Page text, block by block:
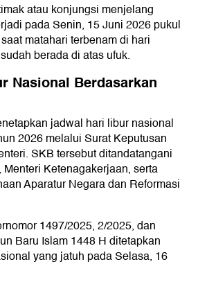
atau konjungsi menjelang
pada Senin, 15 Juni 2026 pukul
matahari terbenam di hari
berada di atas ufuk.
Nasional Berdasarkan
jadwal hari libur nasional
2026 melalui Surat Keputusan
SKB tersebut ditandatangani
Ketenagakerjaan, serta
Aparatur Negara dan Reformasi
1497/2025, 2/2025, dan
Baru Islam 1448 H ditetapkan
yang jatuh pada Selasa, 16